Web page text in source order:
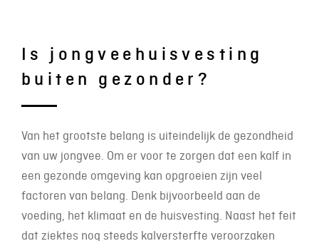
Is jongveehuisvesting
buiten gezonder?
Van het grootste belang is uiteindelijk de gezondheid
van uw jongvee. Om er voor te zorgen dat een kalf in
een gezonde omgeving kan opgroeien zijn veel
factoren van belang. Denk bijvoorbeeld aan de
voeding, het klimaat en de huisvesting. Naast het feit
dat ziektes nog steeds kalversterfte veroorzaken